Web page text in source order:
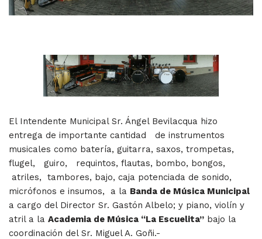
El Intendente Municipal Sr. Ángel Bevilacqua hizo
entrega de importante cantidad de instrumentos
musicales como batería, guitarra, saxos, trompetas,
flugel, guiro, requintos, flautas, bombo, bongos,
atriles, tambores, bajo, caja potenciada de sonido,
micrófonos e insumos, a la Banda de Música Municipal
a cargo del Director Sr. Gastón Albelo; y piano, violín y
atril a la Academia de Música “La Escuelita” bajo la
coordinación del Sr. Miguel A. Goñi.-